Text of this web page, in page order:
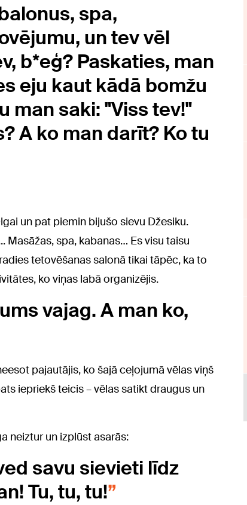
spa,
un tev vēl
b*eģ? Paskaties, man
eju kaut kādā bomžu
man saki: "Viss tev!"
A ko man darīt? Ko tu
un pat piemin bijušo sievu Džesiku.
Masāžas, spa, kabanas… Es visu taisu
tetovēšanas salonā tikai tāpēc, ka to
ko viņas labā organizējis.
vajag. A man ko,
pajautājis, ko šajā ceļojumā vēlas viņš
iepriekš teicis – vēlas satikt draugus un
neiztur un izplūst asarās:
savu sievieti līdz
Tu, tu, tu!